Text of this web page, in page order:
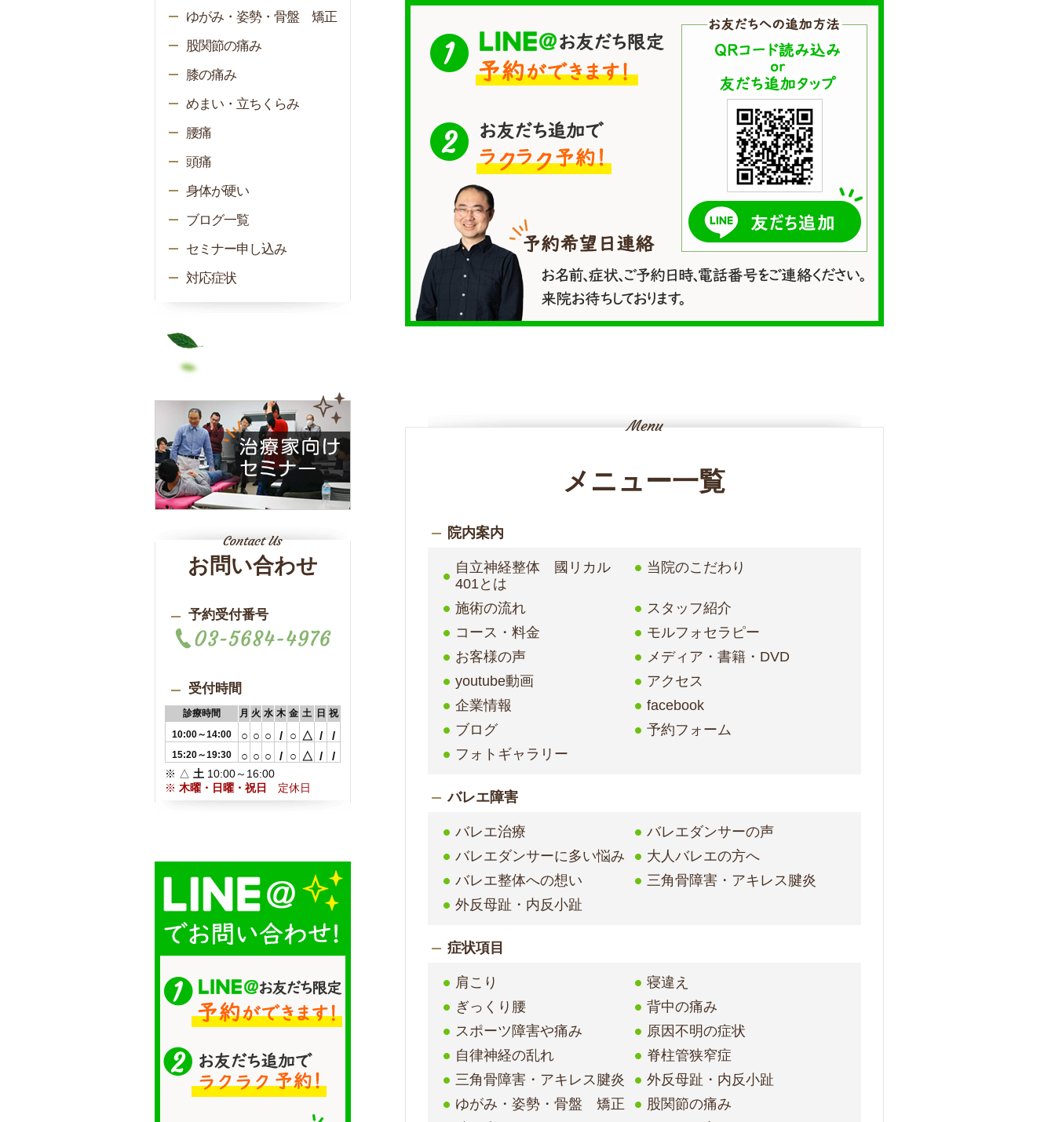
メニュー一覧
院内案内
自立神経整体 國リカル
401とは
当院のこだわり
施術の流れ
スタッフ紹介
コース・料金
モルフォセラピー
お客様の声
メディア・書籍・DVD
youtube動画
アクセス
企業情報
facebook
ブログ
予約フォーム
フォトギャラリー
バレエ障害
バレエ治療
バレエダンサーの声
バレエダンサーに多い悩み
大人バレエの方へ
バレエ整体への想い
三角骨障害・アキレス腱炎
外反母趾・内反小趾
症状項目
肩こり
寝違え
ぎっくり腰
背中の痛み
スポーツ障害や痛み
原因不明の症状
自律神経の乱れ
脊柱管狭窄症
三角骨障害・アキレス腱炎
外反母趾・内反小趾
ゆがみ・姿勢・骨盤 矯正
股関節の痛み
ゆがみ・姿勢・骨盤 矯正
股関節の痛み
膝の痛み
めまい・立ちくらみ
腰痛
頭痛
身体が硬い
ブログ一覧
セミナー申し込み
対応症状
お問い合わせ
予約受付番号
受付時間
診療時間 月 火 水 木 金 土 日 祝
10:00～14:00
○ ○ ○ / ○ △ / /
15:20～19:30 ○ ○ ○ / ○ △ / /
※ △ 土 10:00～16:00
※ 木曜・日曜・祝日 定休日